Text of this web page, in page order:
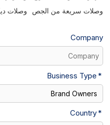
وصلات سريعة من الجص
وصلات
Company
Business Type
Country